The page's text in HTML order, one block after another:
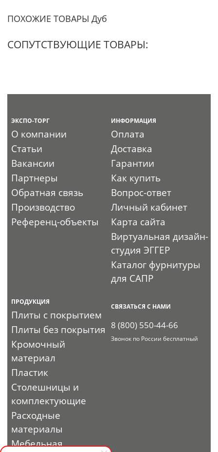
ПОХОЖИЕ ТОВАРЫ Дуб
СОПУТСТВУЮЩИЕ ТОВАРЫ:
ЭКСПО-ТОРГ
О компании
Статьи
Вакансии
Партнеры
Обратная связь
Производство
Референц-объекты
ИНФОРМАЦИЯ
Оплата
Доставка
Гарантии
Как купить
Вопрос-ответ
Личный кабинет
Карта сайта
Виртуальная дизайн-
студия ЭГГЕР
Каталог фурнитуры
для САПР
ПРОДУКЦИЯ
Плиты с покрытием
Плиты без покрытия
Кромочный
материал
Пластик
Столешницы и
комплектующие
Расходные
материалы
Мебельная
СВЯЗАТЬСЯ С НАМИ
8 (800) 550-44-66
Звонок по России бесплатный